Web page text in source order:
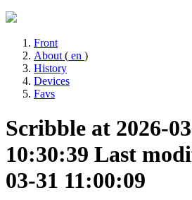
Front
About ( en )
History
Devices
Favs
Scribble at 2026-
10:30:39 Last
03-31 11:00:09